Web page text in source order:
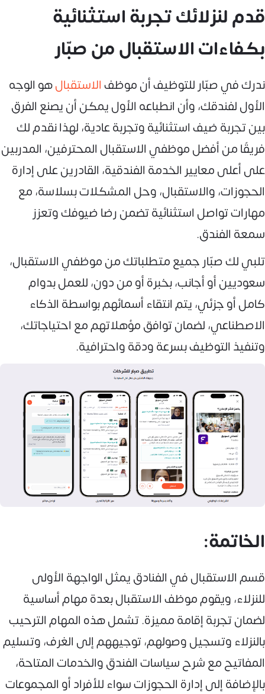
قدم لنزلائك تجربة استثنائية
بكفاءات الاستقبال من صبّار
ندرك في صبّار للتوظيف أن موظفالاستقبالهو الوجه
الأول لفندقك، وأن انطباعه الأول يمكن أن يصنع الفرق
بين تجربة ضيف استثنائية وتجربة عادية، لهذا نقدم لك
فريقًا من أفضل موظفي الاستقبال المحترفين، المدربين
على أعلى معايير الخدمة الفندقية، القادرين على إدارة
الحجوزات، والاستقبال، وحل المشكلات بسلاسة، مع
مهارات تواصل استثنائية تضمن رضا ضيوفك وتعزز
سمعة الفندق.
تلبي لك صبّار جميع متطلباتك من موظفي الاستقبال،
سعوديين أو أجانب، بخبرة أو من دون، للعمل بدوام
كامل أو جزئي، يتم انتقاء أسمائهم بواسطة الذكاء
الاصطناعي، لضمان توافق مؤهلاتهم مع احتياجاتك،
وتنفيذ التوظيف بسرعة ودقة واحترافية.
الخاتمة:
قسم الاستقبال في الفنادق يمثل الواجهة الأولى
للنزلاء، ويقوم موظف الاستقبال بعدة مهام أساسية
لضمان تجربة إقامة مميزة. تشمل هذه المهام الترحيب
بالنزلاء وتسجيل وصولهم، توجيههم إلى الغرف، وتسليم
المفاتيح مع شرح سياسات الفندق والخدمات المتاحة،
بالإضافة إلى إدارة الحجوزات سواء للأفراد أو المجموعات